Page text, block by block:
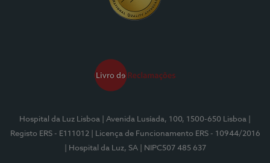
Hospital da Luz Lisboa | Avenida Lusíada, 100, 1500-650 Lisboa
Registo ERS - E111012
| Licença de Funcionamento ERS - 10944/2016
| Hospital da Luz, SA
| NIPC507 485 637